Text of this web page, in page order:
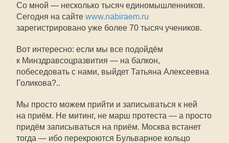
Со мной — несколько тысяч единомышленников.
Сегодня на сайте www.nabiraem.ru
зарегистрировано уже более 70 тысяч учеников.
Вот интересно: если мы все подойдём
к Минздравсоцразвития — на балкон,
побеседовать с нами, выйдет Татьяна Алексеевна
Голикова?..
Мы просто можем прийти и записываться к ней
на приём. Не митинг, не марш протеста — а просто
придём записываться на приём. Москва встанет
тогда — ибо перекроются Бульварное кольцо